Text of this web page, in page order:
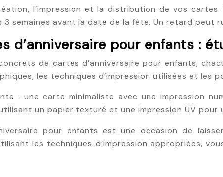
l’impression et la distribution de vos
semaines avant la date de la fête. Un retard peut
d’anniversaire pour enfants :
de cartes d’anniversaire pour enfants,
les techniques d’impression utilisées et les
: une carte minimaliste avec une impression
un papier texturé et une impression UV pour
pour enfants est une occasion de
les techniques d’impression appropriées,